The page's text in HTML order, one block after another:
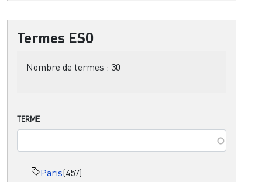
Termes ESO
Nombre de termes : 30
TERME
Paris(457)